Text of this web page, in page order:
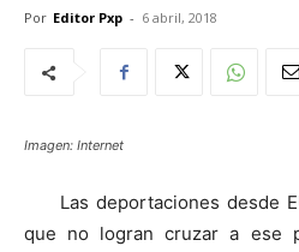
Por Editor Pxp - 6 abril, 2018
Imagen: Internet
Las deportaciones desde
que no logran cruzar a ese